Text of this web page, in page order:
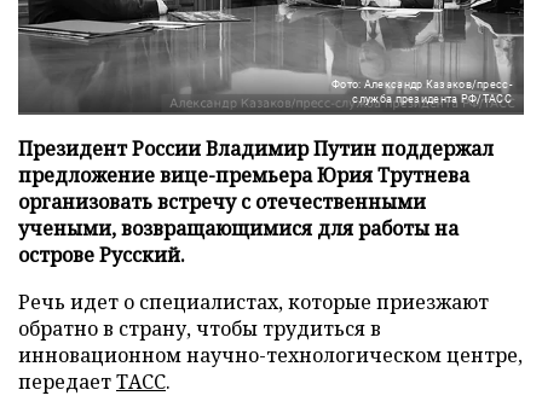
Фото: Александр Казаков/пресс-
служба президента РФ/ТАСС
Президент России Владимир Путин поддержал
предложение вице-премьера Юрия Трутнева
организовать встречу с отечественными
учеными, возвращающимися для работы на
острове Русский.
Речь идет о специалистах, которые приезжают
обратно в страну, чтобы трудиться в
инновационном научно-технологическом центре,
передаетТАСС.